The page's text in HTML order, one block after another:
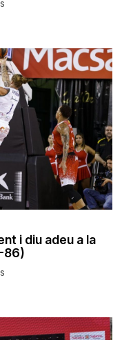
i diu adeu a la
86)